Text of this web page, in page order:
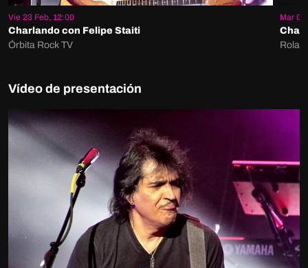
Vie 23 Feb, 12:00
Charlando con Felipe Staiti
Órbita Rock TV
Mar 03
Vídeo de presentación